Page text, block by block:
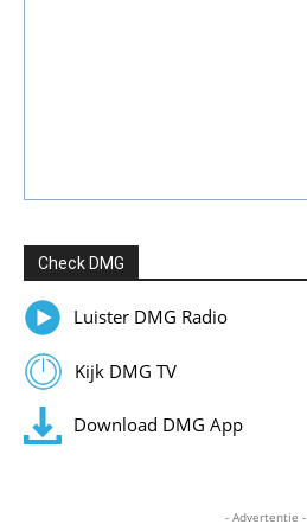
Check DMG
Luister DMG Radio
Kijk DMG TV
Download DMG App
- Advertentie -